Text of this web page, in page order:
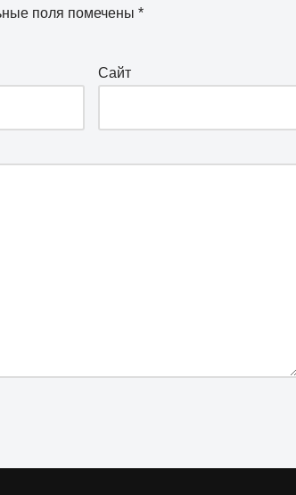
поля помечены *
Сайт